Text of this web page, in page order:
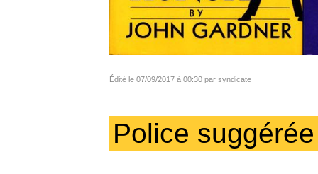
Édité le 07/09/2017 à 00:30 par syndicate
Police suggérée